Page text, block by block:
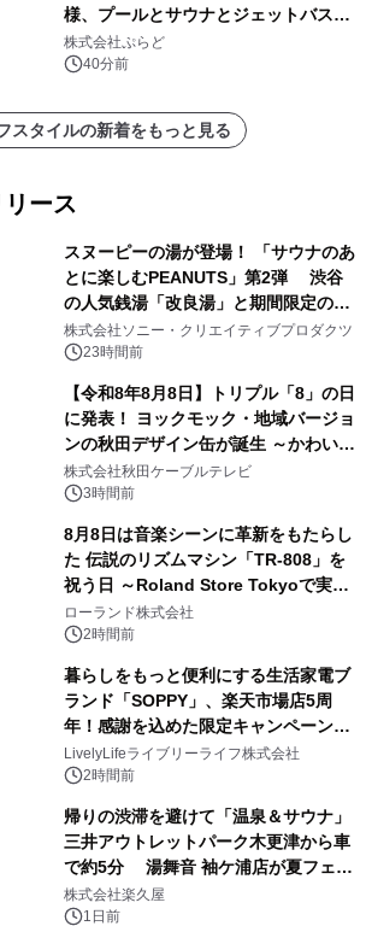
様、プールとサウナとジェットバス付
きで Villa Mon Temps AWAJIの連泊
素泊りプラン
株式会社ぷらど
40分前
スタイルの新着をもっと見る
ース
スヌーピーの湯が登場！ 「サウナのあ
とに楽しむPEANUTS」第2弾 渋谷
の人気銭湯「改良湯」と期間限定のコ
ラボレーション サウナイキタイコラ
ボグッズも発売決定！
株式会社ソニー・クリエイティブプロダクツ
23時間前
【令和8年8月8日】トリプル「8」の日
に発表！ ヨックモック・地域バージョ
ンの秋田デザイン缶が誕生 ～かわいい
秋田犬の子犬と秋田の四季と名所を巡
るパッケージ～ 9月1日(火)秋田県内で
株式会社秋田ケーブルテレビ
3時間前
8月8日は音楽シーンに革新をもたらし
た 伝説のリズムマシン「TR-808」を
祝う日 ～Roland Store Tokyoで実機
を展示しての 記念キャンペーンを開
催 英国ラジオ「NTS」の 特別プログ
アーティストを フィーチャーしたアニ
メーションを公開～
ローランド株式会社
2時間前
暮らしをもっと便利にする生活家電ブ
ランド「SOPPY」、楽天市場店5周
年！感謝を込めた限定キャンペーンを
8月10日より開催
LivelyLifeライブリーライフ株式会社
2時間前
帰りの渋滞を避けて「温泉＆サウナ」
三井アウトレットパーク木更津から車
で約5分 湯舞音 袖ケ浦店が夏フェア
メニューを提供
株式会社楽久屋
1日前